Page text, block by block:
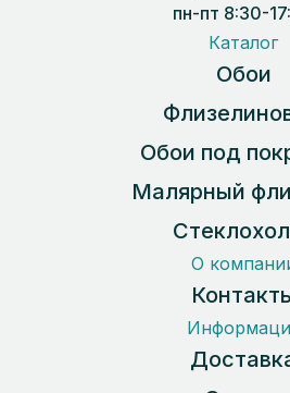
пн-пт 8:30-
Каталог
Обои
Обои под
Малярный
О